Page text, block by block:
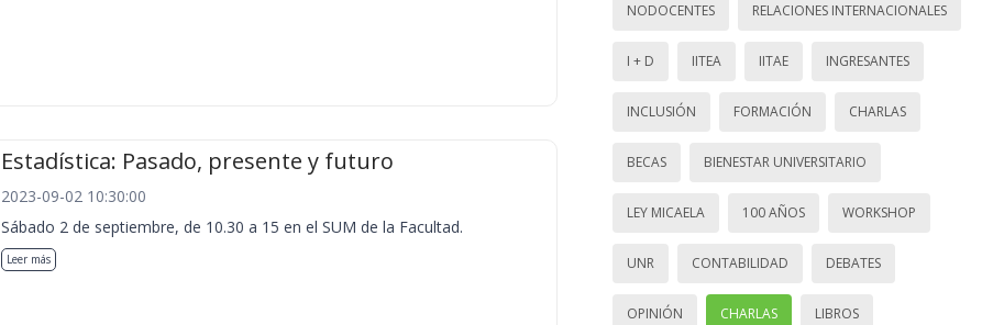
Estadística: Pasado, presente y futuro
2023-09-02 10:30:00
Sábado 2 de septiembre, de 10.30 a 15 en el SUM de la Facultad.
Leer más
NODOCENTES RELACIONES INTERNACIONALES
I + D IITEA IITAE INGRESANTES
INCLUSIÓN FORMACIÓN CHARLAS
BECAS BIENESTAR UNIVERSITARIO
LEY MICAELA 100 AÑOS WORKSHOP
UNR CONTABILIDAD DEBATES
OPINIÓN CHARLAS LIBROS